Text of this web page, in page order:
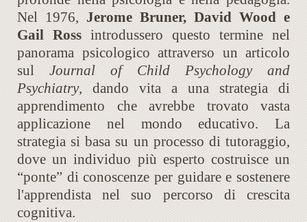
Nel 1976, Jerome Bruner, David Wood e
Gail Ross introdussero questo termine nel
panorama psicologico attraverso un articolo
sul Journal of Child Psychology and
Psychiatry, dando vita a una strategia di
apprendimento che avrebbe trovato vasta
applicazione nel mondo educativo. La
strategia si basa su un processo di tutoraggio,
dove un individuo più esperto costruisce un
“ponte” di conoscenze per guidare e sostenere
l'apprendista nel suo percorso di crescita
cognitiva.